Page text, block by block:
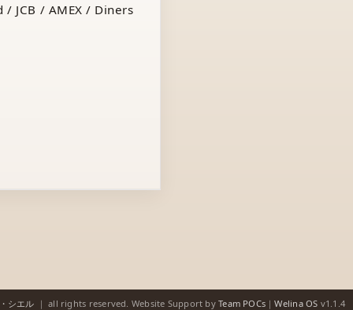
/ JCB / AMEX / Diners
シエル ｜ all rights reserved. Website Support byTeam POCs ｜Welina OS v1.1.4